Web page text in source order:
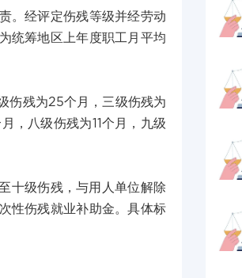
经评定伤残等级并经劳动
统筹地区上年度职工月平均
残为25个月，三级伤残为
，八级伤残为11个月，九级
级伤残，与用人单位解除
性伤残就业补助金。具体标